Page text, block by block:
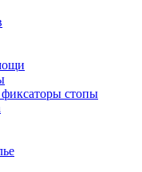
стопы